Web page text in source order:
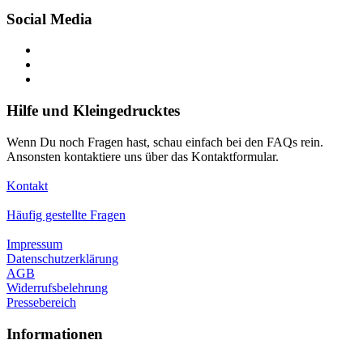
Social Media
Hilfe und Kleingedrucktes
Wenn Du noch Fragen hast, schau einfach bei den FAQs rein.
Ansonsten kontaktiere uns über das Kontaktformular.
Kontakt
Häufig gestellte Fragen
Impressum
Datenschutzerklärung
AGB
Widerrufsbelehrung
Pressebereich
Informationen